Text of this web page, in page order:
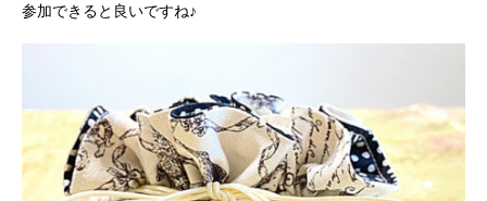
参加できると良いですね♪